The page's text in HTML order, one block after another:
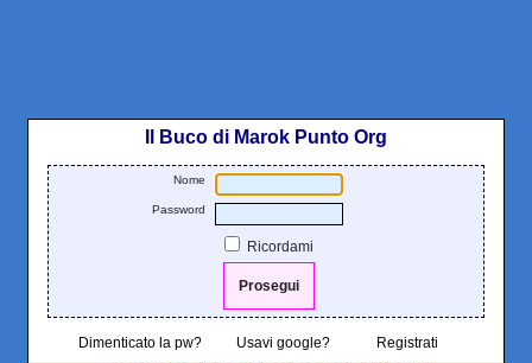
Il Buco di Marok Punto Org
Nome
Password
Ricordami
Dimenticato la pw? Usavi google? Registrati